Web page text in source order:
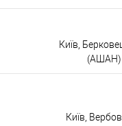
Київ,
(АШАН)
Київ,